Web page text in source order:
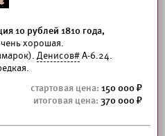
10 рублей 1810 года,
хорошая.
Денисов#А-6.24.
150 000
370 000